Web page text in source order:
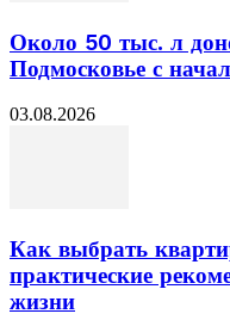
Около 50 тыс. л
Подмосковье с
03.08.2026
Как выбрать
практические
жизни